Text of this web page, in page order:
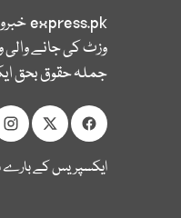
express.pk
وزٹ کی جانے
جملہ حقوق بحق
ایکسپریس کے بارے